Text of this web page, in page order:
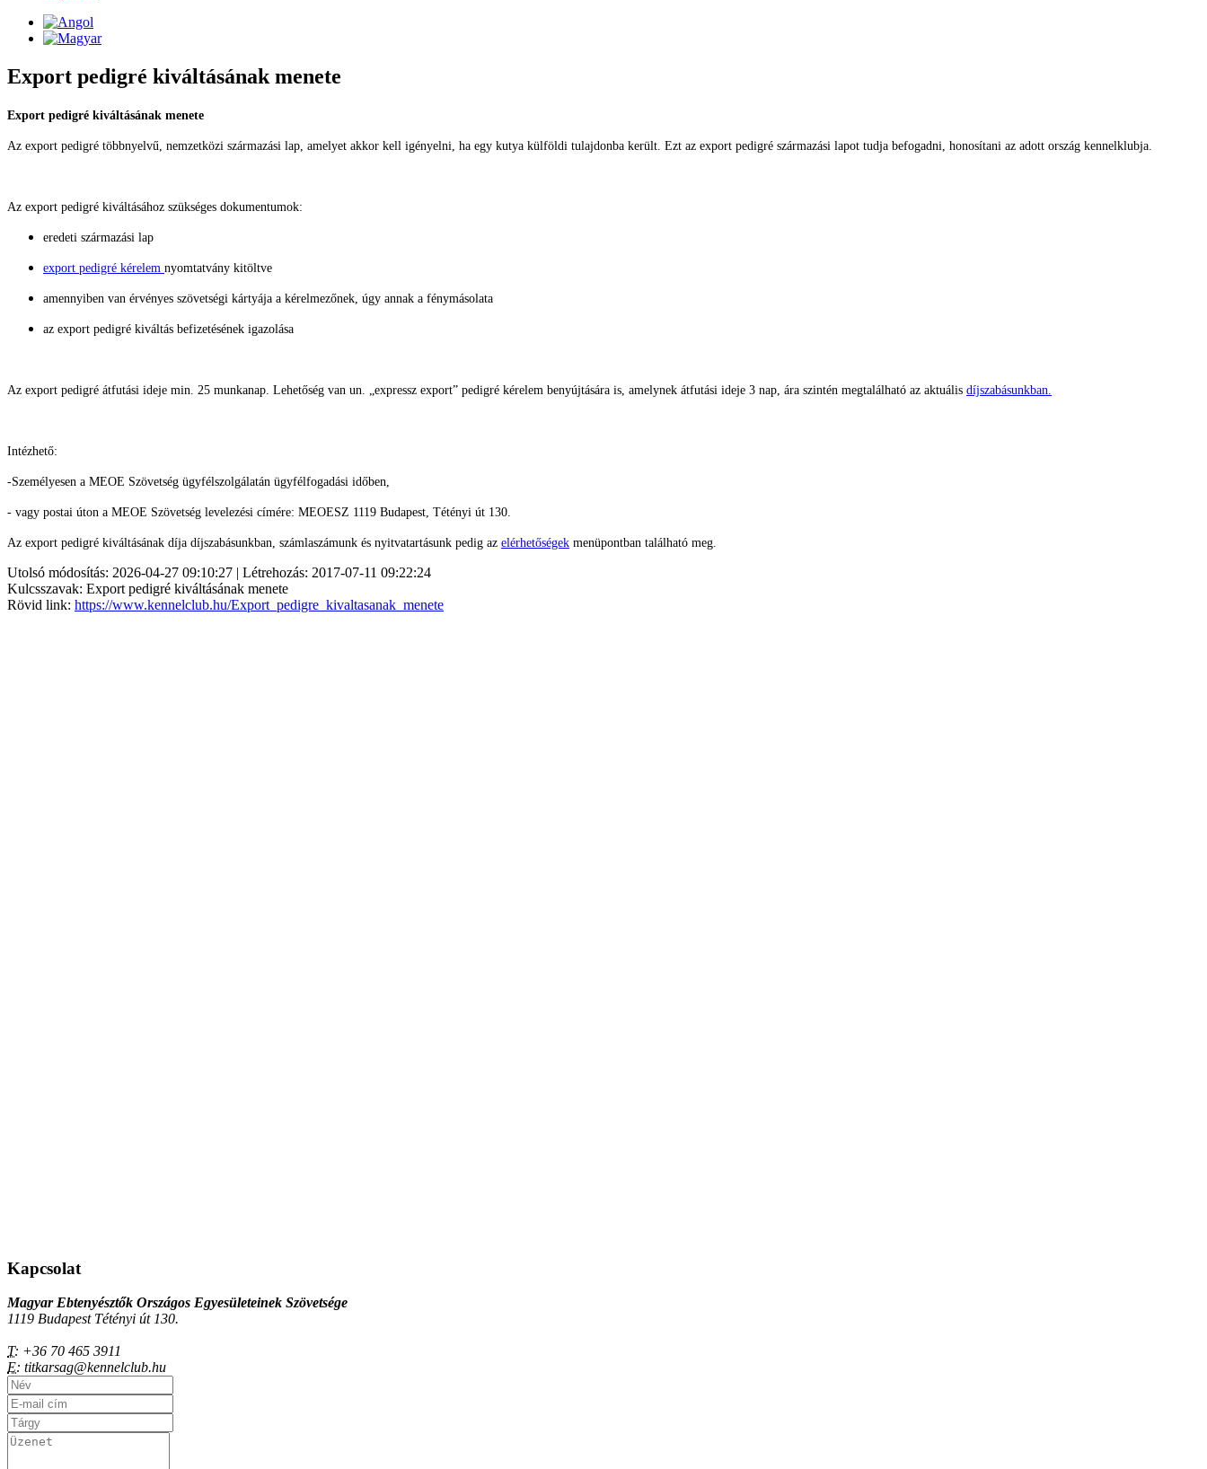
Export pedigré kiváltásának menete
Export pedigré kiváltásának menete
Az export pedigré többnyelvű, nemzetközi származási lap, amelyet akkor kell igényelni, ha egy kutya külföldi tulajdonba került. Ezt az export pedigré származási lapot tudja befogadni, honosítani az adott ország kennelklubja.
Az export pedigré kiváltásához szükséges dokumentumok:
eredeti származási lap
export pedigré kérelem nyomtatvány kitöltve
amennyiben van érvényes szövetségi kártyája a kérelmezőnek, úgy annak a fénymásolata
az export pedigré kiváltás befizetésének igazolása
Az export pedigré átfutási ideje min. 25 munkanap. Lehetőség van un. „expressz export” pedigré kérelem benyújtására is, amelynek átfutási ideje 3 nap, ára szintén megtalálható az aktuális díjszabásunkban.
Intézhető:
-Személyesen a MEOE Szövetség ügyfélszolgálatán ügyfélfogadási időben,
- vagy postai úton a MEOE Szövetség levelezési címére: MEOESZ 1119 Budapest, Tétényi út 130.
Az export pedigré kiváltásának díja díjszabásunkban, számlaszámunk és nyitvatartásunk pedig az elérhetőségek menüpontban található meg.
Utolsó módosítás: 2026-04-27 09:10:27 | Létrehozás: 2017-07-11 09:22:24
Kulcsszavak: Export pedigré kiváltásának menete
Rövid link: https://www.kennelclub.hu/Export_pedigre_kivaltasanak_menete
Kapcsolat
Magyar Ebtenyésztők Országos Egyesületeinek Szövetsége
1119 Budapest Tétényi út 130.
T: +36 70 465 3911
E: titkarsag@kennelclub.hu